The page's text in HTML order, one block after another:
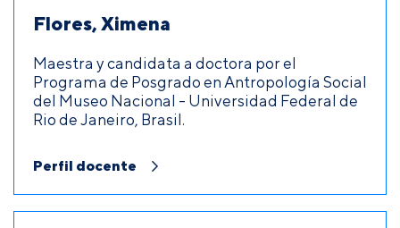
Flores, Ximena
Maestra y candidata a doctora por el
Programa de Posgrado en Antropología Social
del Museo Nacional - Universidad Federal de
Rio de Janeiro, Brasil.
Perfil docente